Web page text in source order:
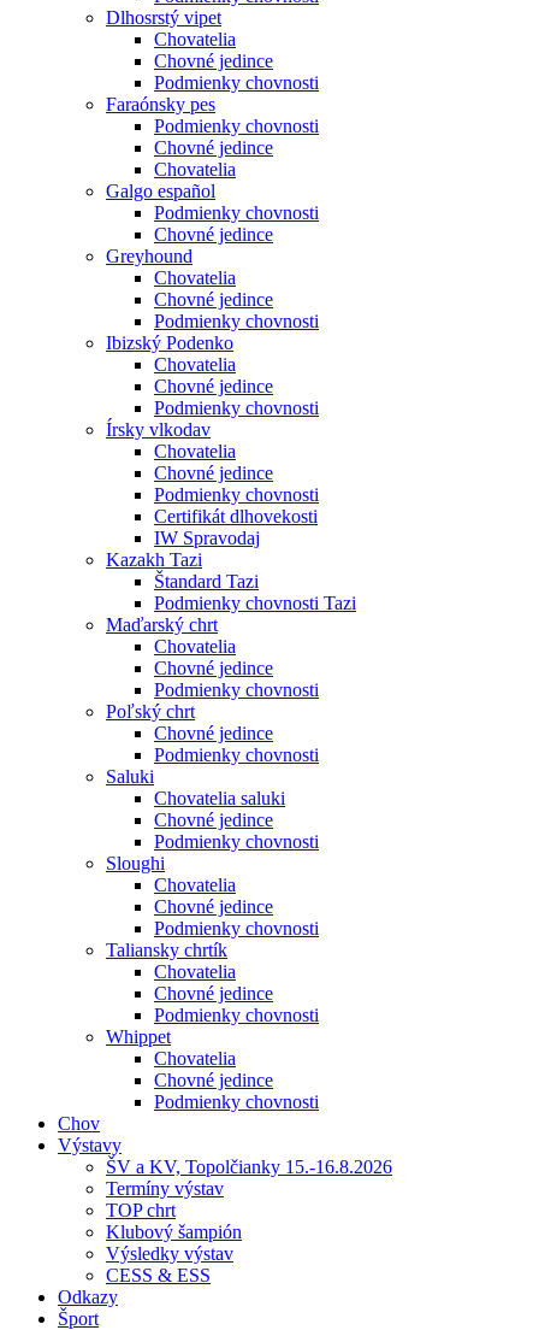
Dlhosrstý vipet
Chovatelia
Chovné jedince
Podmienky chovnosti
Faraónsky pes
Podmienky chovnosti
Chovné jedince
Chovatelia
Galgo español
Podmienky chovnosti
Chovné jedince
Greyhound
Chovatelia
Chovné jedince
Podmienky chovnosti
Ibizský Podenko
Chovatelia
Chovné jedince
Podmienky chovnosti
Írsky vlkodav
Chovatelia
Chovné jedince
Podmienky chovnosti
Certifikát dlhovekosti
IW Spravodaj
Kazakh Tazi
Štandard Tazi
Podmienky chovnosti Tazi
Maďarský chrt
Chovatelia
Chovné jedince
Podmienky chovnosti
Poľský chrt
Chovné jedince
Podmienky chovnosti
Saluki
Chovatelia saluki
Chovné jedince
Podmienky chovnosti
Sloughi
Chovatelia
Chovné jedince
Podmienky chovnosti
Taliansky chrtík
Chovatelia
Chovné jedince
Podmienky chovnosti
Whippet
Chovatelia
Chovné jedince
Podmienky chovnosti
Chov
Výstavy
ŠV a KV, Topolčianky 15.-16.8.2026
Termíny výstav
TOP chrt
Klubový šampión
Výsledky výstav
CESS & ESS
Odkazy
Šport